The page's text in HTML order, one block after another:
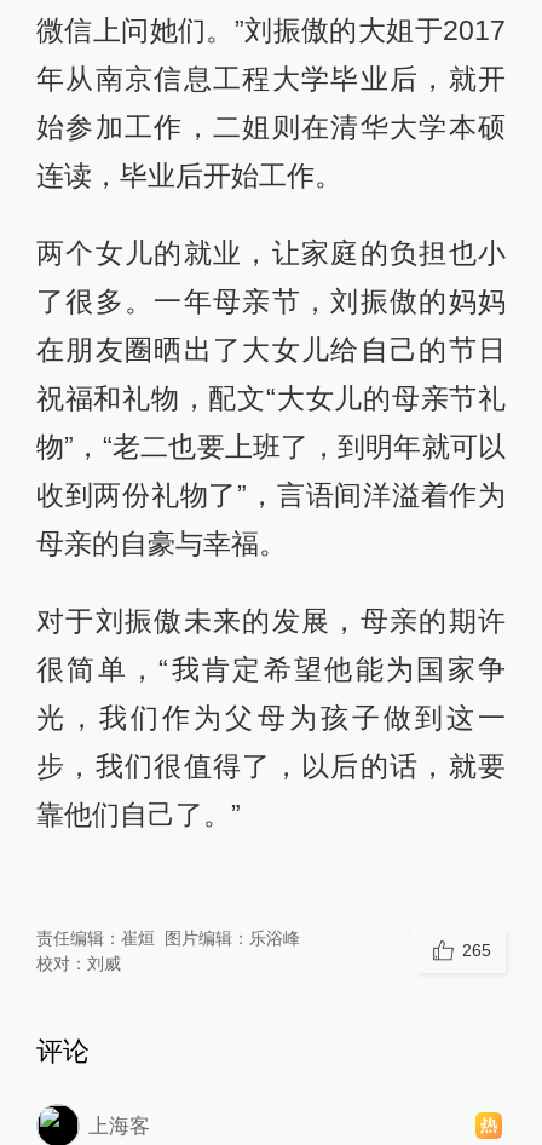
微信上问她们。”刘振傲的大姐于2017
年从南京信息工程大学毕业后，就开
始参加工作，二姐则在清华大学本硕
连读，毕业后开始工作。
两个女儿的就业，让家庭的负担也小
了很多。一年母亲节，刘振傲的妈妈
在朋友圈晒出了大女儿给自己的节日
祝福和礼物，配文“大女儿的母亲节礼
物”，“老二也要上班了，到明年就可以
收到两份礼物了”，言语间洋溢着作为
母亲的自豪与幸福。
对于刘振傲未来的发展，母亲的期许
很简单，“我肯定希望他能为国家争
光，我们作为父母为孩子做到这一
步，我们很值得了，以后的话，就要
靠他们自己了。”
责任编辑： 崔烜 图片编辑： 乐浴峰
校对： 刘威
265
评论
上海客